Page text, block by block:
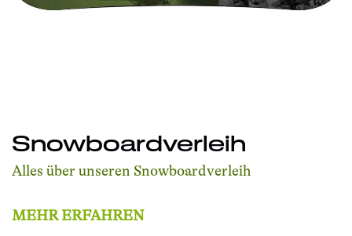
Snowboardverleih
Alles über unseren Snowboardverleih
MEHR ERFAHREN